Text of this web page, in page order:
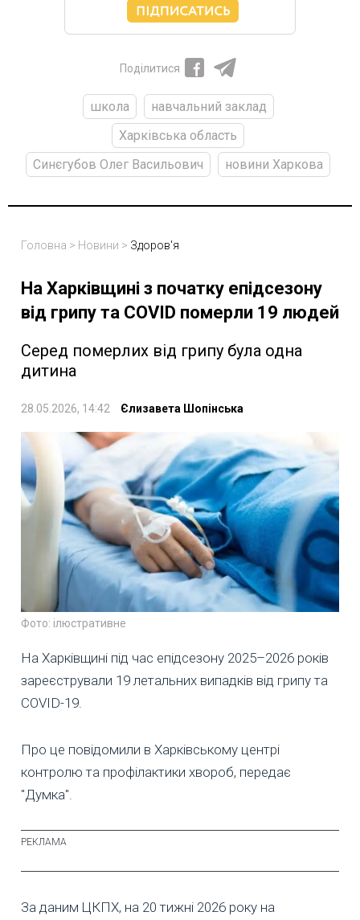
Поділитися
школа
навчальний заклад
Харківська область
Синєгубов Олег Васильович
новини Харкова
Головна > Новини > Здоров'я
На Харківщині з початку епідсезону
від грипу та COVID померли 19 людей
Серед померлих від грипу була одна
дитина
28.05.2026, 14:42 Єлизавета Шопінська
Фото: ілюстративне
На Харківщині під час епідсезону 2025–2026 років
зареєстрували 19 летальних випадків від грипу та
COVID-19.
Про це повідомили в Харківському центрі
контролю та профілактики хвороб, передає
"Думка".
За даним ЦКПХ, на 20 тижні 2026 року на